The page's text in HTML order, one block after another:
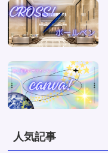
人気記事